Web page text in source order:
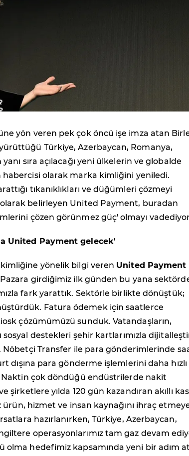
yön veren pek çok öncü işe imza atan
Türkiye, Azerbaycan, Romanya,
sıra açılacağı yeni ülkelerin ve globalde
habercisi olarak marka kimliğini yeniledi.
tıkanıklıkları ve düğümleri çözmeyi
olarak belirleyen United Payment, buradan
çözen görünmez güç' olmayı
United Payment gelecek'
yönelik bilgi veren United Payment
girdiğimiz ilk günden bu yana
fark yarattık. Sektörle birlikte dönüştük;
Fatura ödemek için saatlerce
çözümümüzü sunduk. Vatandaşların,
sosyal destekleri şehir kartlarımızla
Transfer ile para gönderimlerinde
dışına para gönderme işlemlerini daha hızlı
Naktin çok döndüğü endüstrilerde nakit
şirketlere yılda 120 gün kazandıran akıllı
hizmet ve insan kaynağını ihraç
hazırlanırken, Türkiye, Azerbaycan,
operasyonlarımız tam gaz devam
olma hedefimiz kapsamında yeni bir adım